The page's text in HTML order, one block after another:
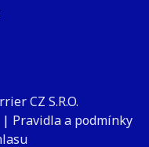
CZ S.R.O.
| Pravidla a podmínky